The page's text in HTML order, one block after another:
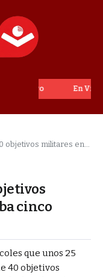
En Vivo
en Irán y derriba cinco helicópteros
cinco
que unos 25
40 objetivos